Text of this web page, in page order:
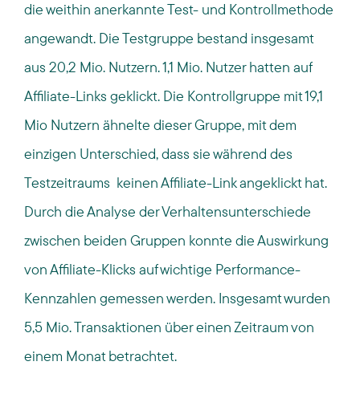
die weithin anerkannte Test- und Kontrollmethode
angewandt. Die Testgruppe bestand insgesamt
aus 20,2 Mio. Nutzern. 1,1 Mio. Nutzer hatten auf
Affiliate-Links geklickt. Die Kontrollgruppe mit 19,1
Mio Nutzern ähnelte dieser Gruppe, mit dem
einzigen Unterschied, dass sie während des
Testzeitraums keinen Affiliate-Link angeklickt hat.
Durch die Analyse der Verhaltensunterschiede
zwischen beiden Gruppen konnte die Auswirkung
von Affiliate-Klicks auf wichtige Performance-
Kennzahlen gemessen werden. Insgesamt wurden
5,5 Mio. Transaktionen über einen Zeitraum von
einem Monat betrachtet.